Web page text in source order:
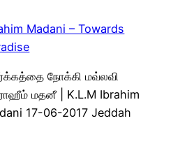
Madani – Towards
நோக்கி மவ்லவி
மதனீ | K.L.M Ibrahim
17-06-2017 Jeddah